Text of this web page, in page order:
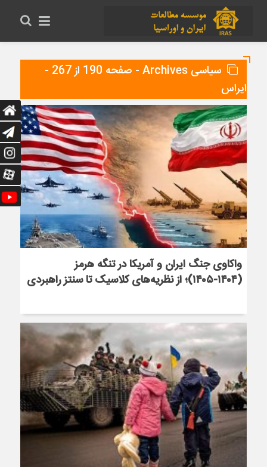
سیاسی Archives - صفحه 190 از 267 -
ایراس
واکاوی جنگ ایران و آمریکا در تنگه هرمز
(۱۴۰۴-۱۴۰۵)؛ از نظریه‌های کلاسیک تا سنتز راهبردی